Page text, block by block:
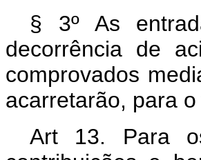
§ 3º As
decorrência de
comprovados
acarretarão, para
Art 13. Para